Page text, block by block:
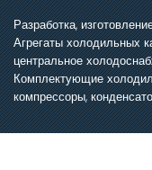
Добавить файл ⬇
Нажимая кнопку, я
данных.
Разработка,
Агрегаты холодильных
центральное
Комплектующие
компрессоры,